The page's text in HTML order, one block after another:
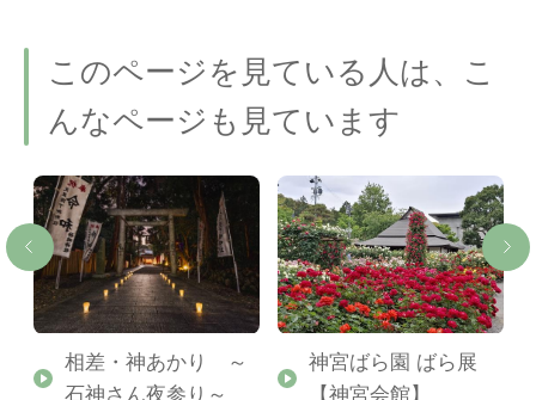
このページを見ている人は、こ
んなページも見ています
相差・神あかり ～
石神さん夜参り～
神宮ばら園 ばら展
【神宮会館】